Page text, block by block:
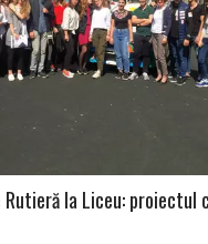
Rutieră la Liceu: proiectul